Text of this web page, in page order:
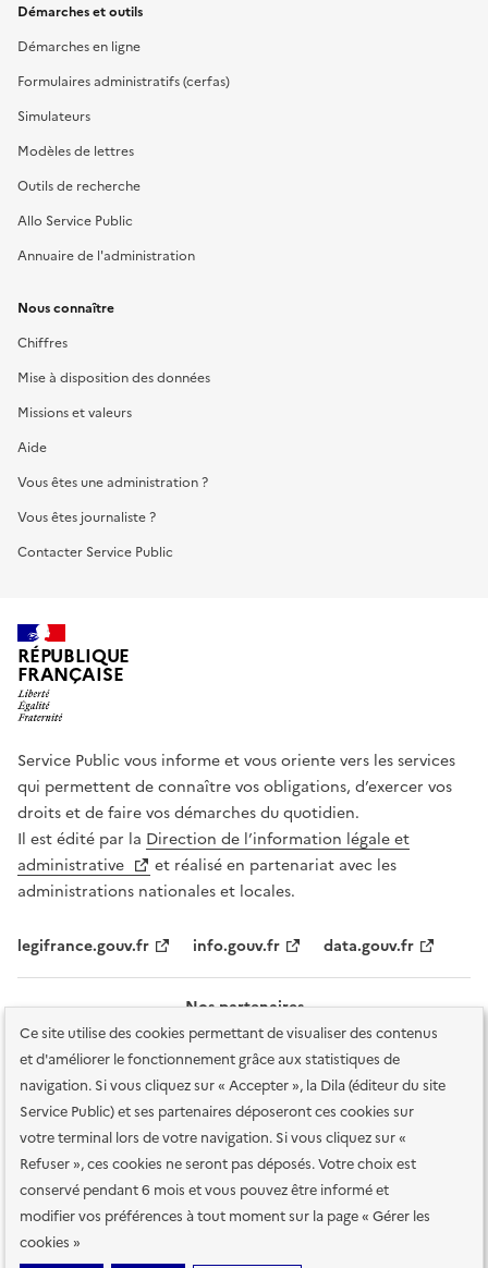
Ce site utilise des cookies permettant de visualiser des contenus
et d'améliorer le fonctionnement grâce aux statistiques de
navigation. Si vous cliquez sur « Accepter », la Dila (éditeur du site
Service Public) et ses partenaires déposeront ces cookies sur
votre terminal lors de votre navigation. Si vous cliquez sur «
Refuser », ces cookies ne seront pas déposés. Votre choix est
conservé pendant 6 mois et vous pouvez être informé et
modifier vos préférences à tout moment sur la page « Gérer les
cookies »
Démarches et outils
Démarches en ligne
Formulaires administratifs (cerfas)
Simulateurs
Modèles de lettres
Outils de recherche
Allo Service Public
Annuaire de l'administration
Nous connaître
Chiffres
Mise à disposition des données
Missions et valeurs
Aide
Vous êtes une administration ?
Vous êtes journaliste ?
Contacter Service Public
RÉPUBLIQUE
FRANÇAISE
Service Public vous informe et vous oriente vers les services
qui permettent de connaître vos obligations, d’exercer vos
droits et de faire vos démarches du quotidien.
Il est édité par la Direction de l’information légale et
administrative
et réalisé en partenariat avec les
administrations nationales et locales.
legifrance.gouv.fr info.gouv.fr data.gouv.fr
Nos partenaires
Plan du site Accessibilité : totalement conforme
Accessibilité des
services en ligne Mentions légales Données personnelles et sécurité
Conditions générales d'utilisation Gestion des cookies